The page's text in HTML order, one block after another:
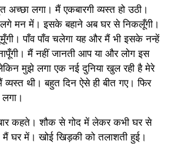
अच्छा लगा। मैं एकबारगी व्यस्त हो उठी।
मन में। इसके बहाने अब घर से निकलूँगी।
पाँव पाँव चलेगा यह और मैं भी इसके नन्हें
मैं नहीं जानती आप या और लोग इस
मुझे लगा एक नई दुनिया खुल रही है मेरे
थी। बहुत दिन ऐसे ही बीत गए। फिर
बार कहते। शौक से गोद में लेकर कभी घर से
घर में। खोई खिड़की को तलाशती हुई।